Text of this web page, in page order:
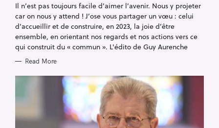
O
I
E
S
Il n’est pas toujours facile d’aimer l’avenir. Nous y projeter
car on nous y attend ! J’ose vous partager un vœu : celui
d’accueillir et de construire, en 2023, la joie d’être
ensemble, en orientant nos regards et nos actions vers ce
qui construit du « commun ». L'édito de Guy Aurenche
Read More